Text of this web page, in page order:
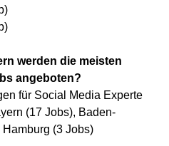
werden die meisten
angeboten?
für Social Media Experte
(17 Jobs), Baden-
(3 Jobs)